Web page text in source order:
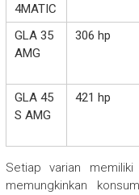
4MATIC
GLA 35
AMG
306 hp
GLA 45
S AMG
421 hp
Setiap varian
memungkinkan